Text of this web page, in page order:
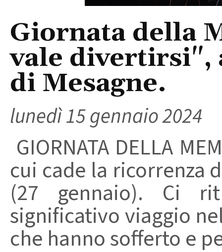
Giornata della
vale divertirsi",
di Mesagne.
lunedì 15 gennaio 2024
GIORNATA DELLA
cui cade la ricorrenza
(27 gennaio). Ci
significativo viaggio
che hanno sofferto e